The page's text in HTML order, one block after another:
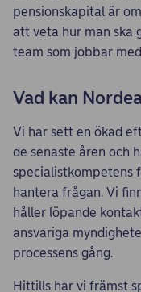
pensionskapital är
att veta hur man ska
team som jobbar
Vad kan
Vi har sett en ökad
de senaste åren och
specialistkompetens
hantera frågan. Vi
håller löpande
ansvariga
processens gång.
Hittills har vi främst